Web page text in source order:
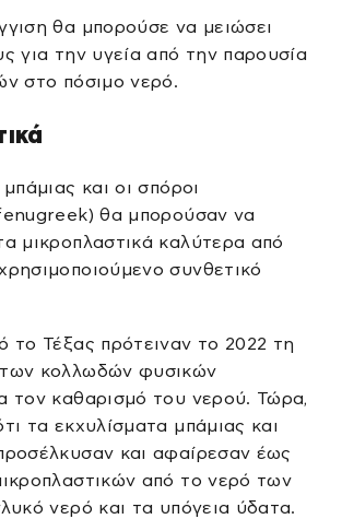
θα μπορούσε να μειώσει
για την υγεία από την παρουσία
στο πόσιμο νερό.
και οι σπόροι
θα μπορούσαν να
μικροπλαστικά καλύτερα από
συνθετικό
το Τέξας πρότειναν το 2022 τη
κολλωδών φυσικών
τον καθαρισμό του νερού. Τώρα,
τα εκχυλίσματα μπάμιας και
και αφαίρεσαν έως
από το νερό των
νερό και τα υπόγεια ύδατα.